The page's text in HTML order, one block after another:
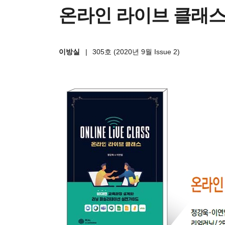
온라인 라이브 클래
이방실 | 305호 (2020년 9월 Issue 2)